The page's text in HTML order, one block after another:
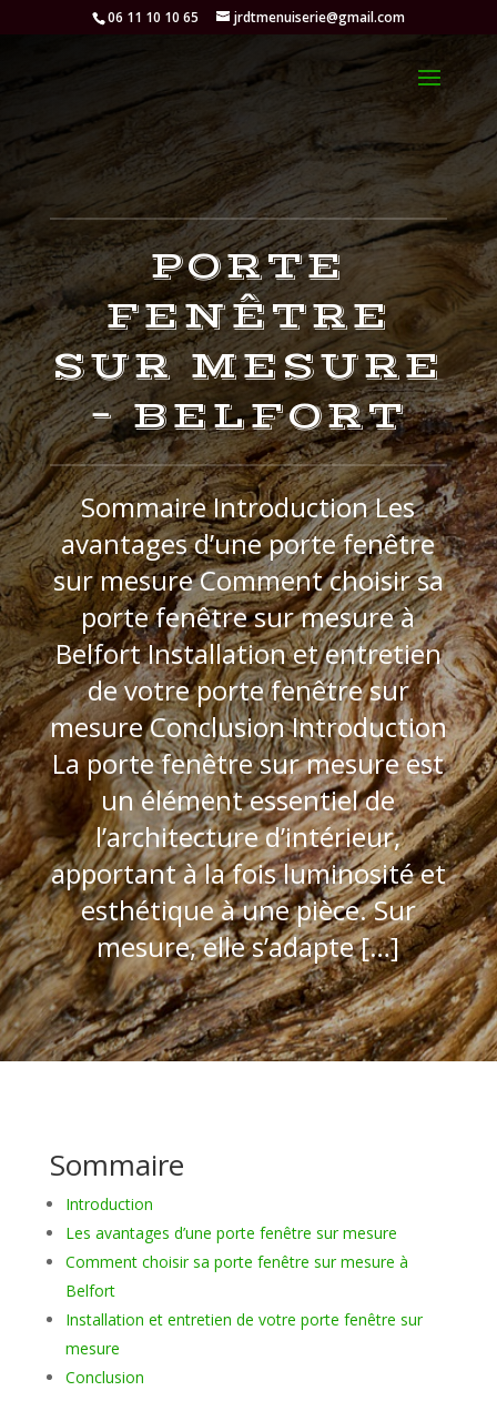
06 11 10 10 65 jrdtmenuiserie@gmail.com
PORTE
FENÊTRE
SUR MESURE
– BELFORT
Sommaire Introduction Les
avantages d’une porte fenêtre
sur mesure Comment choisir sa
porte fenêtre sur mesure à
Belfort Installation et entretien
de votre porte fenêtre sur
mesure Conclusion Introduction
La porte fenêtre sur mesure est
un élément essentiel de
l’architecture d’intérieur,
apportant à la fois luminosité et
esthétique à une pièce. Sur
mesure, elle s’adapte […]
Sommaire
Introduction
Les avantages d’une porte fenêtre sur mesure
Comment choisir sa porte fenêtre sur mesure à
Belfort
Installation et entretien de votre porte fenêtre sur
mesure
Conclusion